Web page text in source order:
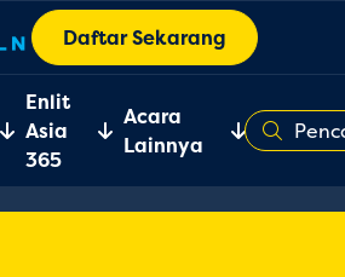
Daftar Sekarang
Enlit
Asia
365
Acara
Lainnya